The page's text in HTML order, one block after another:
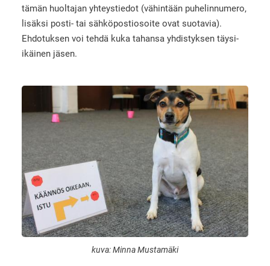
tämän huoltajan yhteystiedot (vähintään puhelinnumero,
lisäksi posti- tai sähköpostiosoite ovat suotavia).
Ehdotuksen voi tehdä kuka tahansa yhdistyksen täysi-
ikäinen jäsen.
kuva: Minna Mustamäki